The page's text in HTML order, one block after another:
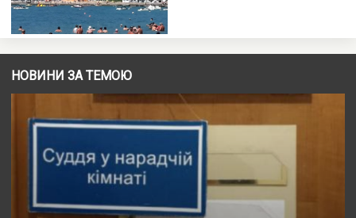
НОВИНИ ЗА ТЕМОЮ